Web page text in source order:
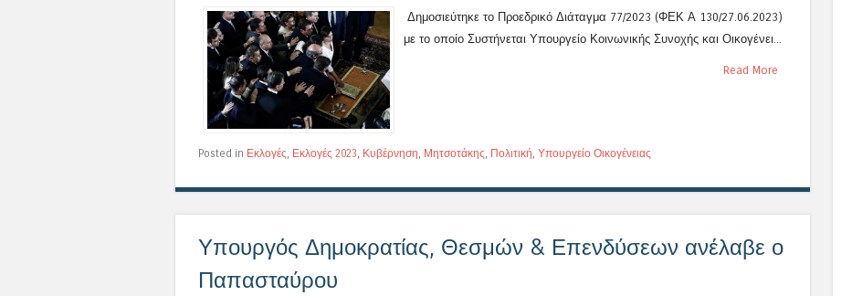
Δημοσιεύτηκε το Προεδρικό Διάταγμα 77/2023 (ΦΕΚ Α 130/27.06.2023)
με το οποίο Συστήνεται Υπουργείο Κοινωνικής Συνοχής και Οικογένει...
Read More
Posted in Εκλογές, Εκλογές 2023, Κυβέρνηση, Μητσοτάκης, Πολιτική, Υπουργείο Οικογένειας
Υπουργός Δημοκρατίας, Θεσμών & Επενδύσεων ανέλαβε ο
Παπασταύρου